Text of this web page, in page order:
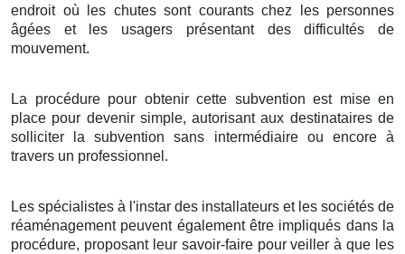
endroit où les chutes sont courants chez les personnes
âgées et les usagers présentant des difficultés de
mouvement.
La procédure pour obtenir cette subvention est mise en
place pour devenir simple, autorisant aux destinataires de
solliciter la subvention sans intermédiaire ou encore à
travers un professionnel.
Les spécialistes à l'instar des installateurs et les sociétés de
réaménagement peuvent également être impliqués dans la
procédure, proposant leur savoir-faire pour veiller à que les